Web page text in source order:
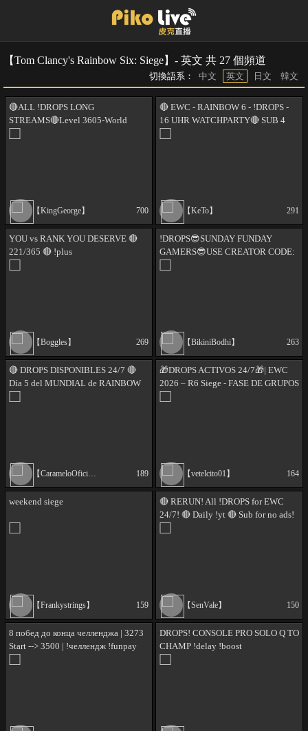
【Tom Clancy's Rainbow Six: Siege】- 英文 共 27 個頻道
切換語系： 中文 英文 日文 韓文
🔴ALL !DROPS LONG
STREAMS🔴Level 3605-World
【KingGeorge】 700
🔴 EWC - RAINBOW 6 - !DROPS -
16 UHR WATCHPARTY🔴 SUB 4
【KeTo】 291
YOU vs RANK YOU DESERVE 🔴
221/365 🔴 !plus
【Boggles】 269
!DROPS😎SUNDAY FUNDAY
GAMERS😎USE CREATOR CODE:
【BikiniBodhi】 263
🔴 DROPS DISPONIBLES 24/7 🔴
Día 5 del MUNDIAL de RAINBOW
【CarameloOficial】 189
🎁DROPS ACTIVOS 24/7🎁| EWC
2026 – R6 Siege - FASE DE GRUPOS
【vetelcito01】 164
weekend siege
【Frankystrings】 159
🔴 RERUN! All !DROPS for EWC
24/7! 🔴 Daily !yt 🔴 Sub for no ads!
【SenVale】 150
8 побед до конца челленджа | 3273
Start --> 3500 | !челлендж !funpay
DROPS! CONSOLE PRO SOLO Q TO
CHAMP !delay !boost